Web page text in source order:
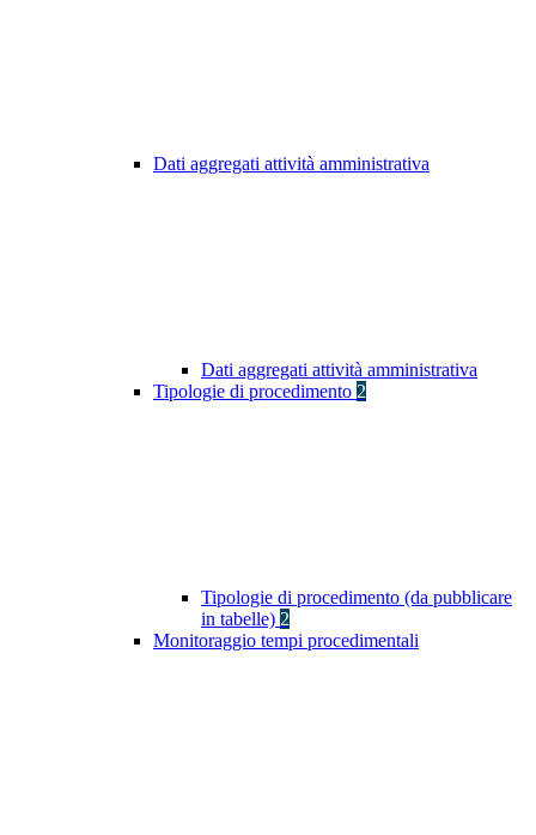
Dati aggregati attività amministrativa
Dati aggregati attività amministrativa
Tipologie di procedimento 2
Tipologie di procedimento (da pubblicare
in tabelle) 2
Monitoraggio tempi procedimentali